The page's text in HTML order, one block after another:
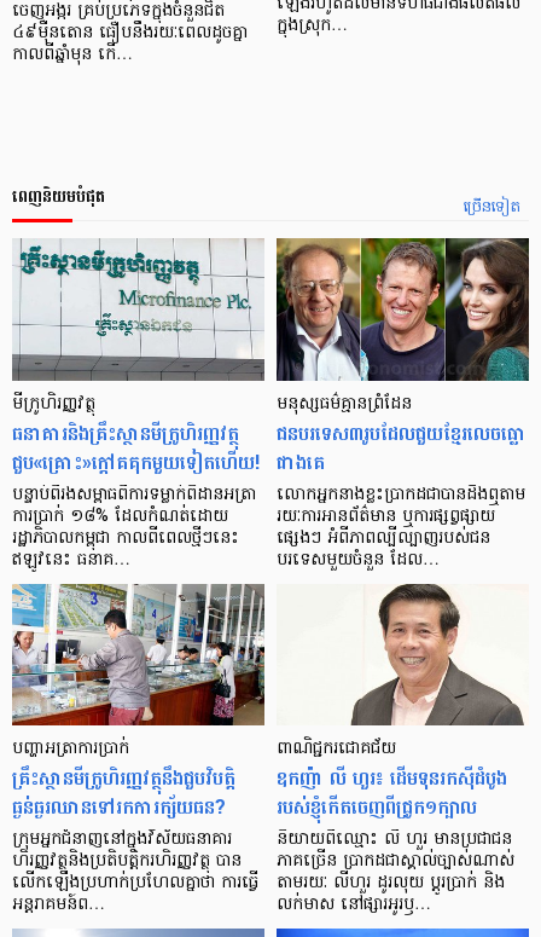
ចេញអង្ករ គ្រប់ប្រភេទក្នុងចំនួនជិត
៤៩ម៉ឺនតោន ធឿបនឹងរយៈពេលដូចគ្នា
កាលពីឆ្នាំមុន កើ…
ក្នុងស្រុក…
ច្រើនទៀត
ពេញនិយមបំផុត
មីក្រូ​ហិរញ្ញវត្ថុ
ធនាគារ​និង​គ្រឹះស្ថាន​មីក្រូ​ហិរញ្ញវត្ថុ​
ជួប«គ្រោះ»ក្តៅ​គគុក​មួយ​ទៀត​ហើយ!
បន្ទាប់​ពី​រង​សម្ពាធ​​ពី​ការ​ទម្លាក់​ពិដាន​អត្រា​
ការ​ប្រាក់ ១៨​% ដែល​កំណត់​ដោយ​
រដ្ឋាភិបាល​កម្ពុជា កាល​ពី​ពេល​ថ្មីៗ​នេះ
ឥឡូវ​នេះ ធនាគ…
មនុស្ស​ធម៌​គ្មាន​ព្រំដែន
ជន​បរទេស​៣​រូប​ដែល​ជួយ​ខ្មែរ​លេច​ធ្លោ​
ជាង​គេ
លោកអ្នក​នាង​ខ្លះ​ប្រាកដ​ជា​បាន​​ដឹង​ឮ​តាម​
រយៈ​ការ​អាន​ព័ត៌មាន ឬ​ការ​ផ្សព្វផ្សាយ​
ផ្សេងៗ អំពី​ភាព​ល្បីល្បាញ​របស់​ជន​
បរទេស​មួយ​ចំនួន ដែល…
បញ្ហា​អត្រា​ការប្រាក់
គ្រឹះស្ថាន​មីក្រូ​ហិរញ្ញវត្ថុ​នឹង​ជួប​វិបត្តិ​
ធ្ងន់ធ្ងរ​ឈាន​ទៅ​រក​ការ​ក្ស័យធន?
ក្រុម​អ្នក​ជំនាញ​នៅ​ក្នុង​វិស័យ​ធនាគារ
ហិរញ្ញវត្ថុ​និង​ប្រតិបត្តិករ​ហិរញ្ញ​វត្ថុ បាន​​
លើក​ឡើង​ប្រហាក់​ប្រហែល​គ្នា​ថា ការ​ធ្វើ​
អន្តរាគមន៍​ព…
ពាណិជ្ជករជោគជ័យ
ឧកញ៉ា លី ហួរ៖ ដើមទុនរកស៊ីដំបូង
របស់ខ្ញុំកើតចេញពីជ្រូក១ក្បាល
និយាយ​ពី​ឈ្មោះ លី ហួរ មាន​ប្រជាជន​
ភាគ​ច្រើន ប្រាកដ​ជា​ស្គាល់​ច្បាស់​ណាស់
តាមរយៈ លីហួរ ដូរ​លុយ ប្តូរ​បា្រក់ និង​
លក់​មាស នៅ​ផ្សារ​អូរ​ឫ…